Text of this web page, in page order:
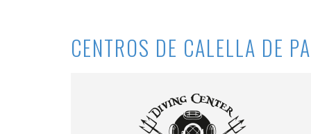
CENTROS DE CALELLA DE